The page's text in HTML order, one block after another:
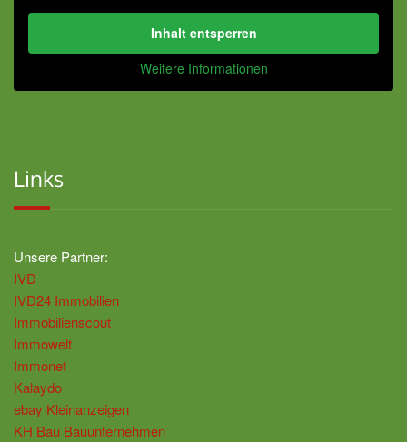
Inhalt entsperren
Weitere Informationen
Links
Unsere Partner:
IVD
IVD24 Immobilien
Immobilienscout
Immowelt
Immonet
Kalaydo
ebay Kleinanzeigen
KH Bau Bauunternehmen